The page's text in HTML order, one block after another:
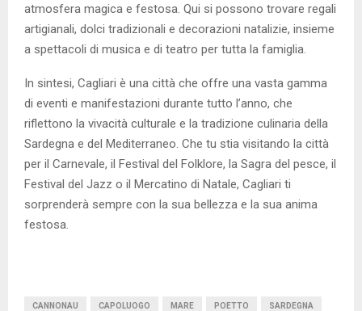
atmosfera magica e festosa. Qui si possono trovare regali
artigianali, dolci tradizionali e decorazioni natalizie, insieme
a spettacoli di musica e di teatro per tutta la famiglia.
In sintesi, Cagliari è una città che offre una vasta gamma
di eventi e manifestazioni durante tutto l’anno, che
riflettono la vivacità culturale e la tradizione culinaria della
Sardegna e del Mediterraneo. Che tu stia visitando la città
per il Carnevale, il Festival del Folklore, la Sagra del pesce, il
Festival del Jazz o il Mercatino di Natale, Cagliari ti
sorprenderà sempre con la sua bellezza e la sua anima
festosa.
CANNONAU CAPOLUOGO MARE POETTO SARDEGNA